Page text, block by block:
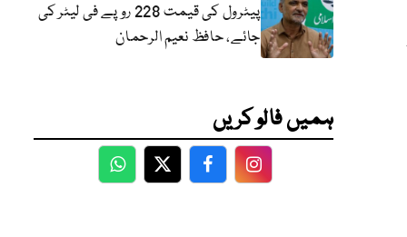
پیٹرول کی قیمت 228 روپے فی لیٹر کی
جائے، حافظ نعیم الرحمان
ہمیں فالو کریں
WhatsApp
TwitterFacebookFacebook